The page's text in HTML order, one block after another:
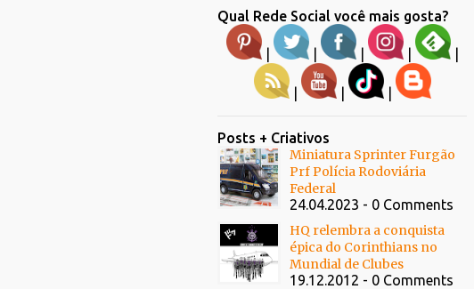
Qual Rede Social você mais gosta?
| | | | |
| | |
Posts + Criativos
Miniatura Sprinter Furgão
Prf Polícia Rodoviária
Federal
24.04.2023 - 0 Comments
HQ relembra a conquista
épica do Corinthians no
Mundial de Clubes
19.12.2012 - 0 Comments